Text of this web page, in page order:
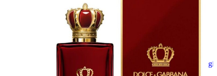
Aggiungi
al